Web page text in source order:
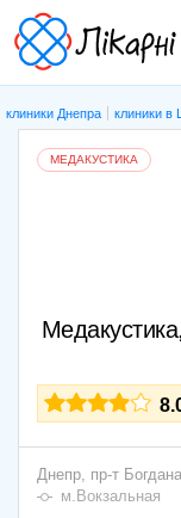
клиники Днепра клиники в
МЕДАКУСТИКА
Днепр, пр-т
м.Вокзальная